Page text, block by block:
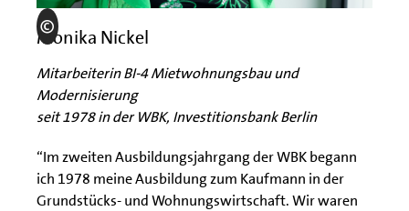
Monika Nickel
Mitarbeiterin BI-4 Mietwohnungsbau und
Modernisierung
seit 1978 in der WBK, Investitionsbank Berlin
“Im zweiten Ausbildungsjahrgang der WBK begann
ich 1978 meine Ausbildung zum Kaufmann in der
Grundstücks- und Wohnungswirtschaft. Wir waren